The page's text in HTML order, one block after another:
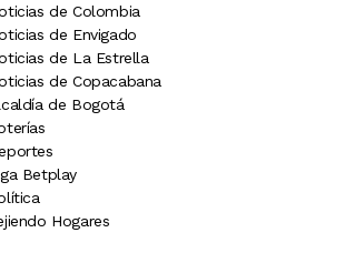
de Colombia
de Envigado
de La Estrella
de Copacabana
de Bogotá
Betplay
Hogares